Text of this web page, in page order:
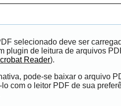
selecionado deve ser
plugin de leitura de arquivos
Reader).
pode-se baixar o arquivo
lo com o leitor PDF de sua